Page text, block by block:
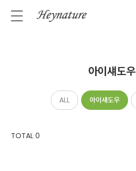
아이섀도우
ALL 아이섀도우
TOTAL0